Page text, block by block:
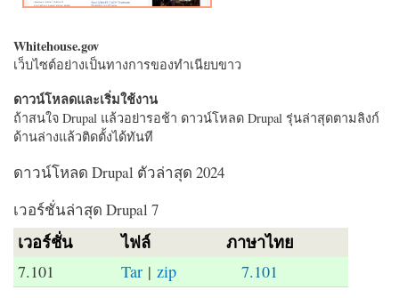
Whitehouse.gov
เว็บไซต์อย่างเป็นทางการของทำเนียบขาว
ดาวน์โหลดและเริ่มใช้งาน
ถ้าสนใจ Drupal แล้วอย่ารอช้า ดาวน์โหลด Drupal รุ่นล่าสุดตามลิงก์
ด้านล่างแล้วติดตั้งได้ทันที
ดาวน์โหลด Drupal ตัวล่าสุด 2024
เวอร์ชั่นล่าสุด Drupal 7
เวอร์ชั่น ไฟล์ ภาษาไทย
7.101 Tar |zip 7.101